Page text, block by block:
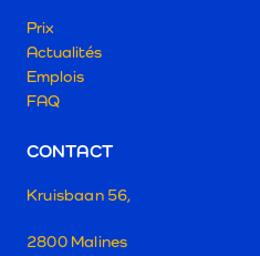
Prix
Actualités
Emplois
FAQ
CONTACT
Kruisbaan 56,
2800 Malines